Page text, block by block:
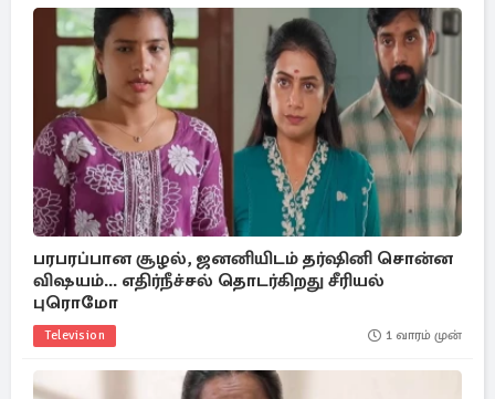
பரபரப்பான சூழல், ஜனனியிடம் தர்ஷினி சொன்ன
விஷயம்... எதிர்நீச்சல் தொடர்கிறது சீரியல்
புரொமோ
Television 1 வாரம் முன்